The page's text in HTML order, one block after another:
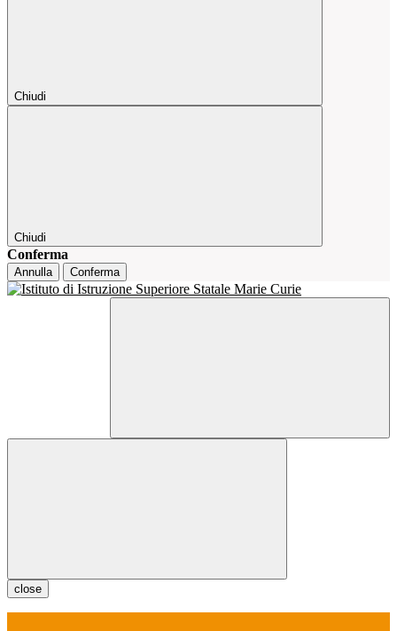
Chiudi
Chiudi
Conferma
Annulla Conferma
close